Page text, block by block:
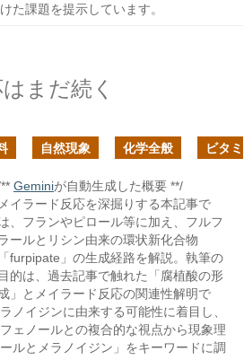
た課題を提示しています。
まだ続く
自然現象 化学全般 ビタ
Geminiが自動生成した概要 **/
メイラード反応を深掘りする本記事で
、フランやピロール等に加え、フルフ
ールとリシン由来の環状新化合物
「furpipate」の生成経路を解説。執筆の
目的は、過去記事で触れた「腐植酸の形
」とメイラード反応の関連性解明で
ノイジンに由来する可能性に着目し、
ェノールとの複合的な視点から現象理
ルとメラノイジン」をキーワードに調